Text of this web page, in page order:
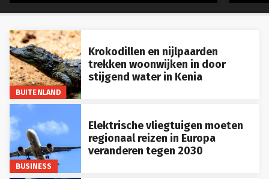
BUITENLAND
Krokodillen en nijlpaarden
trekken woonwijken in door
stijgend water in Kenia
BUSINESS
Elektrische vliegtuigen moeten
regionaal reizen in Europa
veranderen tegen 2030